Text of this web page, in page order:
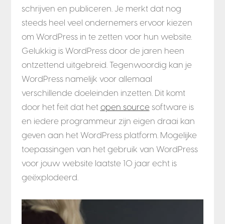
schrijven en publiceren. Je merkt dat nog
steeds heel veel ondernemers ervoor kiezen
om WordPress in te zetten voor hun website.
Gelukkig is WordPress door de jaren heen
ontzettend uitgebreid. Tegenwoordig kan je
WordPress namelijk voor allemaal
verschillende doeleinden inzetten. Dit komt
door het feit dat het open source software is
en iedere programmeur zijn eigen draai kan
geven aan het WordPress platform. Mogelijke
toepassingen van het gebruik van WordPress
voor jouw website laatste 10 jaar echt is
geëxplodeerd.